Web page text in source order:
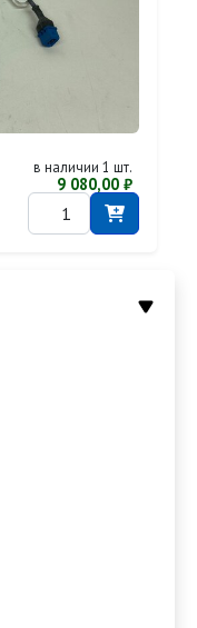
в наличии 1 шт.
9 080,00 ₽